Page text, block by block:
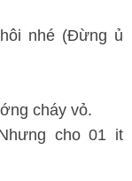
nhé (Đừng ủ
cháy vỏ.
cho 01 it